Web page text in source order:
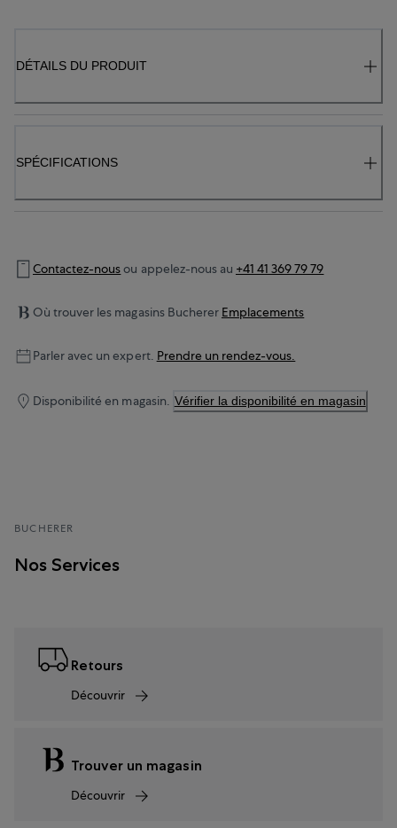
DÉTAILS DU PRODUIT
SPÉCIFICATIONS
Contactez-nousou appelez-nous au +41 41 369 79 79
Où trouver les magasins Bucherer Emplacements
Parler avec un expert. Prendre un rendez-vous.
Disponibilité en magasin. Vérifier la disponibilité en magasin
BUCHERER
Nos Services
Retours
Découvrir
Trouver un magasin
Découvrir